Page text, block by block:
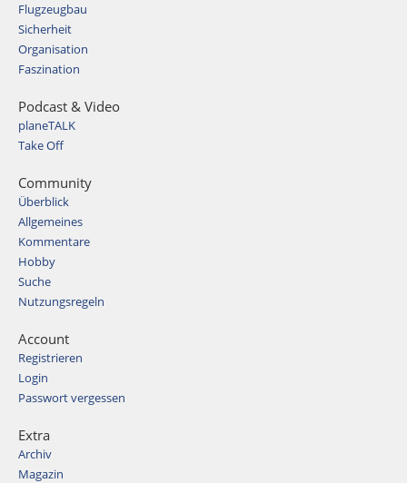
Flugzeugbau
Sicherheit
Organisation
Faszination
Podcast & Video
planeTALK
Take Off
Community
Überblick
Allgemeines
Kommentare
Hobby
Suche
Nutzungsregeln
Account
Registrieren
Login
Passwort vergessen
Extra
Archiv
Magazin